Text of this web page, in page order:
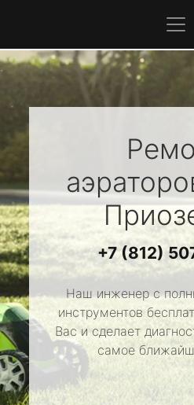
+7 (812)
Наш инженер с
инструментов
Вас и сделает
самое